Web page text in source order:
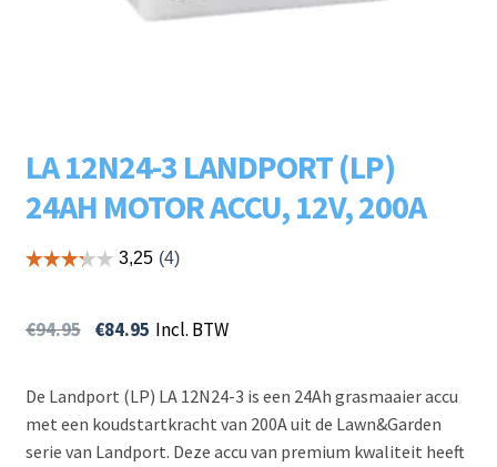
LA 12N24-3 LANDPORT (LP)
24AH MOTOR ACCU, 12V, 200A
€94.95 €84.95 Incl. BTW
De Landport (LP) LA 12N24-3 is een 24Ah grasmaaier accu
met een koudstartkracht van 200A uit de Lawn&Garden
serie van Landport. Deze accu van premium kwaliteit heeft